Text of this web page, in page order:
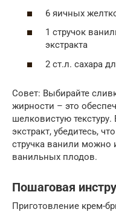
6 яичных
1 стручок
экстракта
2 ст.л. сахара
Совет: Выбирайте
жирности – это
шелковистую
экстракт, убедитесь,
стручка ванили можно
ванильных плодов.
Пошаговая
Приготовление крем-